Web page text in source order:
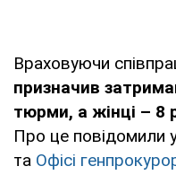
Враховуючи
призначив
тюрми, а жінці – 8
Про це повідомили
та Офісі